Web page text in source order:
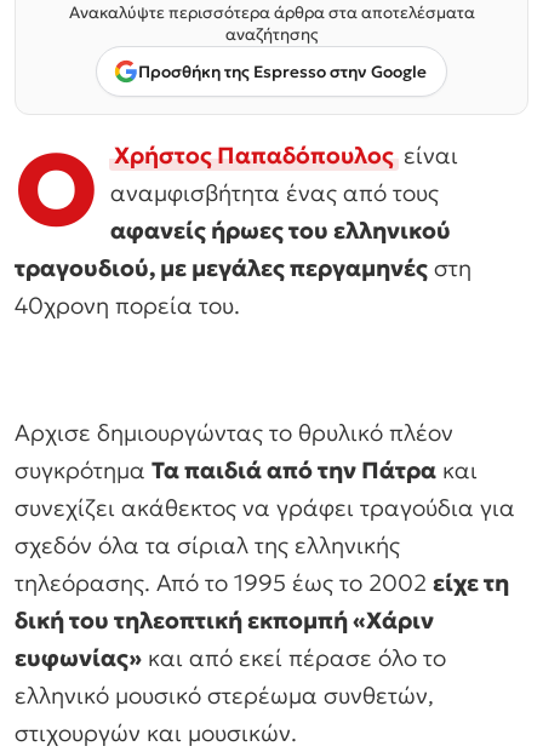
Ανακαλύψτε περισσότερα άρθρα στα αποτελέσματα
αναζήτησης
Προσθήκη της Espresso στην Google
Ο Χρήστος Παπαδόπουλοςείναι
αναμφισβήτητα ένας από τους
αφανείς ήρωες του ελληνικού
τραγουδιού, με μεγάλες περγαμηνές στη
40χρονη πορεία του.
Αρχισε δημιουργώντας το θρυλικό πλέον
συγκρότημα Τα παιδιά από την Πάτρα και
συνεχίζει ακάθεκτος να γράφει τραγούδια για
σχεδόν όλα τα σίριαλ της ελληνικής
τηλεόρασης. Από το 1995 έως το 2002 είχε τη
δική του τηλεοπτική εκπομπή «Χάριν
ευφωνίας» και από εκεί πέρασε όλο το
ελληνικό μουσικό στερέωμα συνθετών,
στιχουργών και μουσικών.